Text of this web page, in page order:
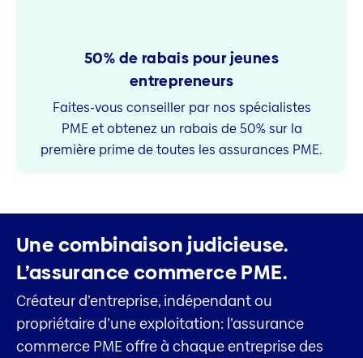
50% de rabais pour jeunes
entrepreneurs
Faites-vous conseiller par nos spécialistes
PME et obtenez un rabais de 50% sur la
première prime de toutes les assurances PME.
Une combinaison judicieuse.
L’assurance commerce PME.
Créateur d’entreprise, indépendant ou
propriétaire d’une exploitation: l’assurance
commerce PME offre à chaque entreprise des